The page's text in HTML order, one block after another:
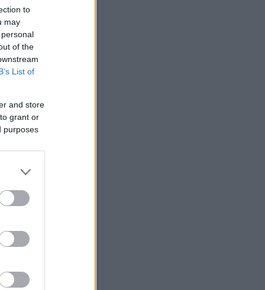
to
may
of the
List of
and store
grant or
purposes